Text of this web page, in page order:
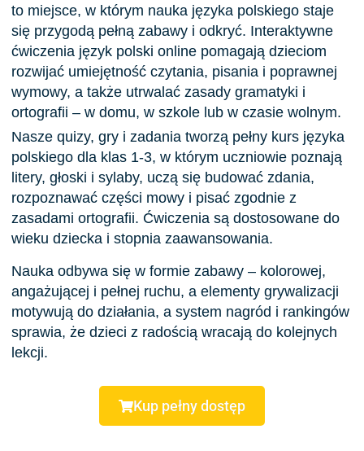
to miejsce, w którym nauka języka polskiego staje
się przygodą pełną zabawy i odkryć. Interaktywne
ćwiczenia język polski online pomagają dzieciom
rozwijać umiejętność czytania, pisania i poprawnej
wymowy, a także utrwalać zasady gramatyki i
ortografii – w domu, w szkole lub w czasie wolnym.
Nasze quizy, gry i zadania tworzą pełny kurs języka
polskiego dla klas 1-3, w którym uczniowie poznają
litery, głoski i sylaby, uczą się budować zdania,
rozpoznawać części mowy i pisać zgodnie z
zasadami ortografii. Ćwiczenia są dostosowane do
wieku dziecka i stopnia zaawansowania.
Nauka odbywa się w formie zabawy – kolorowej,
angażującej i pełnej ruchu, a elementy grywalizacji
motywują do działania, a system nagród i rankingów
sprawia, że dzieci z radością wracają do kolejnych
lekcji.
Kup pełny dostęp